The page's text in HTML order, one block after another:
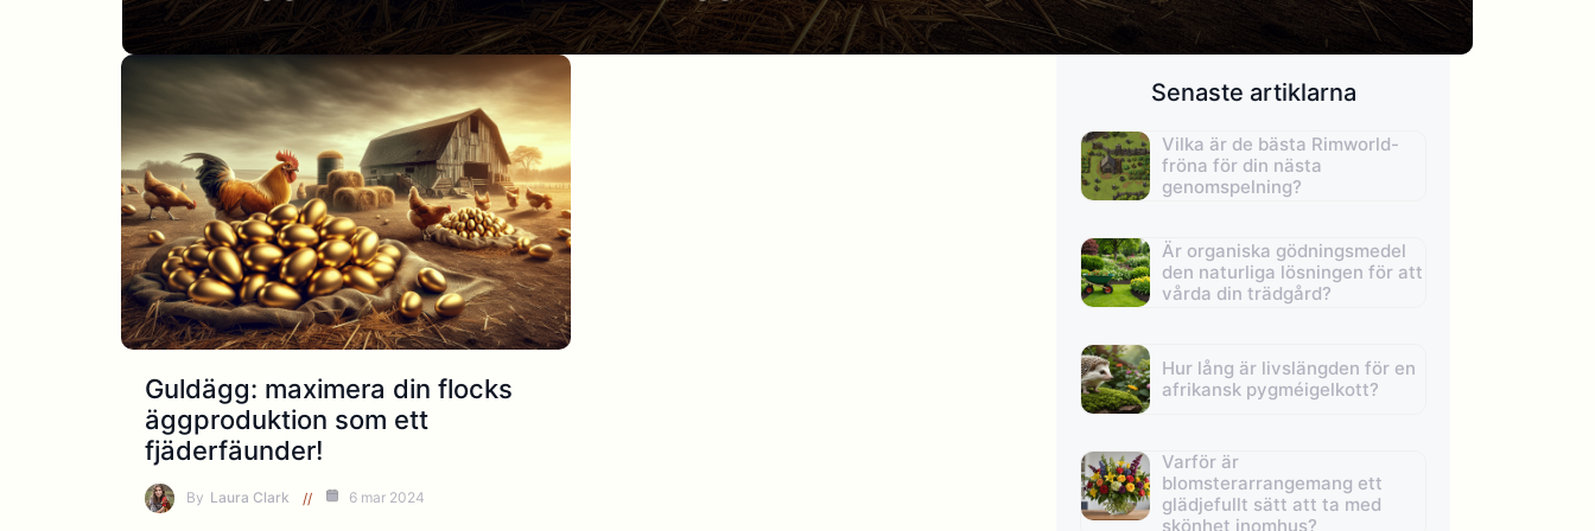
Guldägg: maximera din flocks
äggproduktion som ett
fjäderfäunder!
By Laura Clark 6 mar 2024
Senaste artiklarna
Vilka är de bästa Rimworld-
fröna för din nästa
genomspelning?
Är organiska gödningsmedel
den naturliga lösningen för att
vårda din trädgård?
Hur lång är livslängden för en
afrikansk pygméigelkott?
Varför är
blomsterarrangemang ett
glädjefullt sätt att ta med
skönhet inomhus?